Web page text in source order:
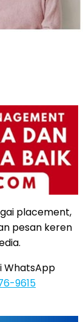
placement,
pesan keren
WhatsApp
9615